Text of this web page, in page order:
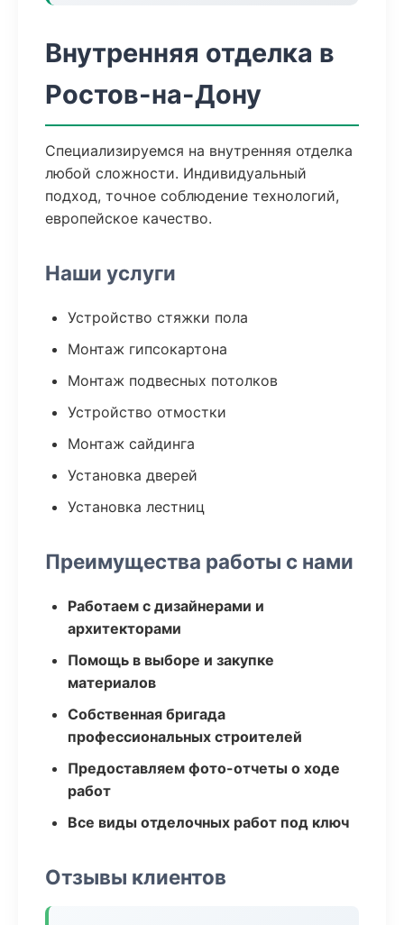
Внутренняя отделка в
Ростов-на-Дону
Специализируемся на внутренняя отделка
любой сложности. Индивидуальный
подход, точное соблюдение технологий,
европейское качество.
Наши услуги
Устройство стяжки пола
Монтаж гипсокартона
Монтаж подвесных потолков
Устройство отмостки
Монтаж сайдинга
Установка дверей
Установка лестниц
Преимущества работы с нами
Работаем с дизайнерами и
архитекторами
Помощь в выборе и закупке
материалов
Собственная бригада
профессиональных строителей
Предоставляем фото-отчеты о ходе
работ
Все виды отделочных работ под ключ
Отзывы клиентов